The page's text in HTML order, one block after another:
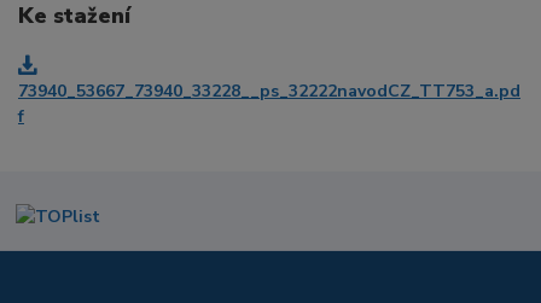
Ke stažení
73940_53667_73940_33228__ps_32222navodCZ_TT753_a.pd
f